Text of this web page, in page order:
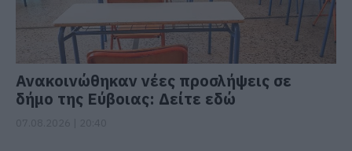
Ανακοινώθηκαν νέες προσλήψεις σε
δήμο της Εύβοιας: Δείτε εδώ